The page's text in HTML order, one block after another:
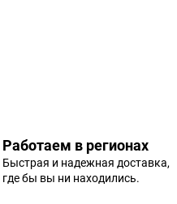
Работаем в регионах
Быстрая и надежная доставка,
где бы вы ни находились.